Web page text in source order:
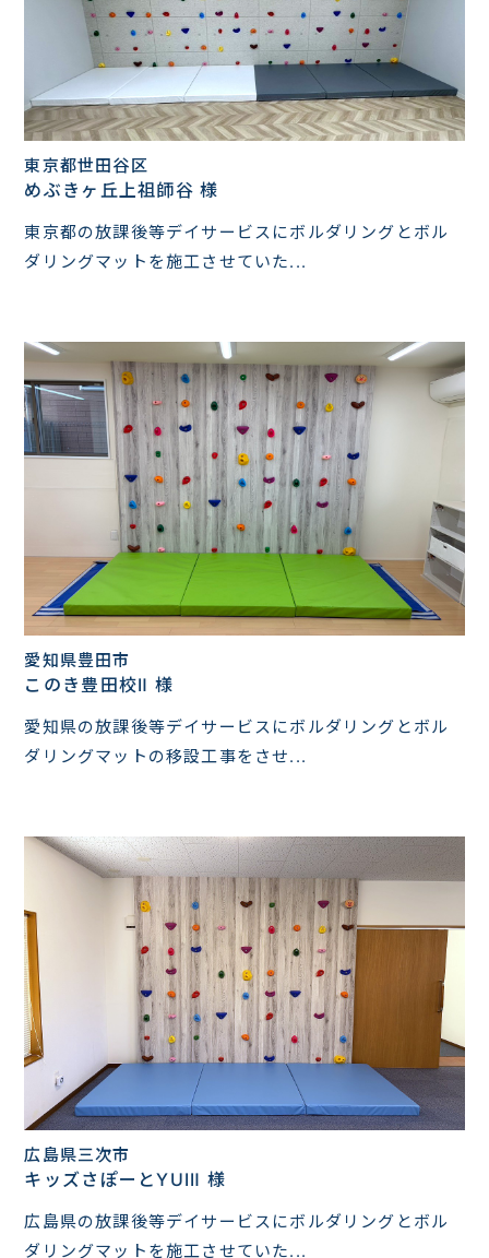
東京都世田谷区
めぶきヶ丘上祖師谷 様
東京都の放課後等デイサービスにボルダリングとボル
ダリングマットを施工させていた...
愛知県豊田市
このき豊田校Ⅱ 様
愛知県の放課後等デイサービスにボルダリングとボル
ダリングマットの移設工事をさせ...
広島県三次市
キッズさぽーとYUIⅡ 様
広島県の放課後等デイサービスにボルダリングとボル
ダリングマットを施工させていた...